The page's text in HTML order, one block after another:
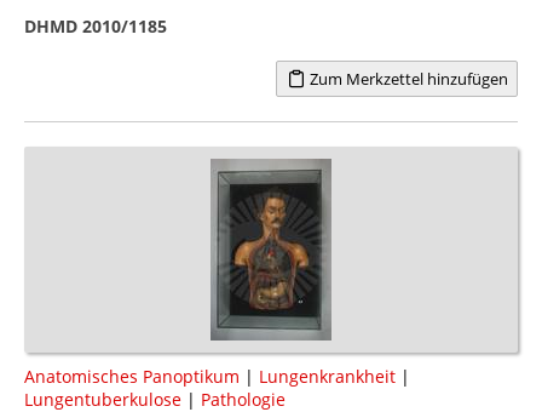
DHMD 2010/1185
Zum Merkzettel hinzufügen
Anatomisches Panoptikum | Lungenkrankheit |
Lungentuberkulose | Pathologie